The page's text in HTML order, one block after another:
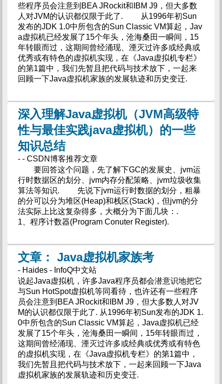
些程序员会注意到BEA JRockit和IBM J9，但大多数
人对JVM的认识都仅限于此了. 从1996年初Sun
发布的JDK 1.0中所包含的Sun Classic VM算起，Jav
a虚拟机已经发展了15个年头，沧海桑田一瞬间，15
年转眼而过，这期间曾经涌现、湮灭过许多或经典或
优秀或有特色的虚拟机实现，在《Java虚拟机专栏》
的第1篇中，我们先暂且把代码与技术放下，一起来
回顾一下Java虚拟机家族的发展轨迹和历史变迁.
深入理解Java虚拟机（JVM高级特
性与最佳实践java虚拟机）的一些
知识总结
- - CSDN博客推荐文章
要回答这个问题，先了解下GC的发展史、jvm运
行时数据区的划分、jvm内存分配策略、jvm垃圾收集
算法等知识. 先说下jvm运行时数据的划分，粗暴
的分可以分为堆区(Heap)和栈区(Stack)，但jvm的分
法实际上比这复杂得多，大概分为下面几块：.
1、程序计数器(Program Conuter Register).
文章： Java虚拟机家族考
- Haides - InfoQ中文站
说起Java虚拟机，许多Java程序员都会潜意识地把它
与Sun HotSpot虚拟机等同看待，也许还有一些程序
员会注意到BEA JRockit和IBM J9，但大多数人对JV
M的认识都仅限于此了. 从1996年初Sun发布的JDK 1.
0中所包含的Sun Classic VM算起，Java虚拟机已经
发展了15个年头，沧海桑田一瞬间，15年转眼而过，
这期间曾经涌现、湮灭过许多或经典或优秀或有特色
的虚拟机实现，在《Java虚拟机专栏》的第1篇中，
我们先暂且把代码与技术放下，一起来回顾一下Java
虚拟机家族的发展轨迹和历史变迁.